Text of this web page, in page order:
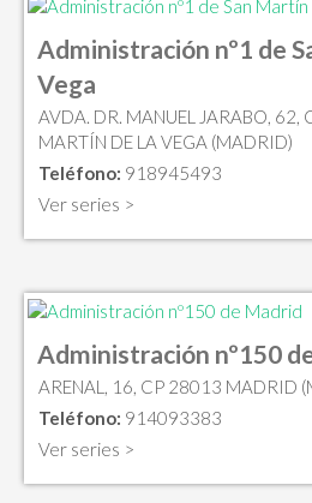
Administración nº1 de
Vega
AVDA. DR. MANUEL JARABO, 62,
MARTÍN DE LA VEGA (MADRID)
Teléfono: 918945493
Ver series >
Administración nº150
ARENAL, 16, CP 28013 MADRID
Teléfono: 914093383
Ver series >